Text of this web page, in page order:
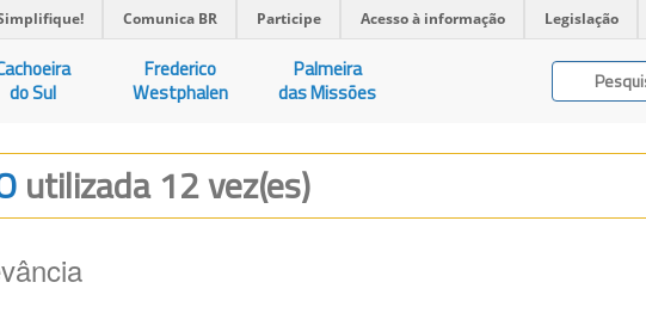
Comunica BR Participe Acesso à informação Legislação
do Sul
Frederico
Westphalen
Palmeira
das Missões
utilizada 12 vez(es)